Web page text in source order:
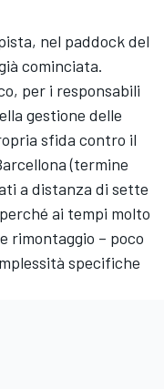
nel paddock del
cominciata.
per i responsabili
gestione delle
sfida contro il
(termine
a distanza di sette
ai tempi molto
rimontaggio – poco
specifiche